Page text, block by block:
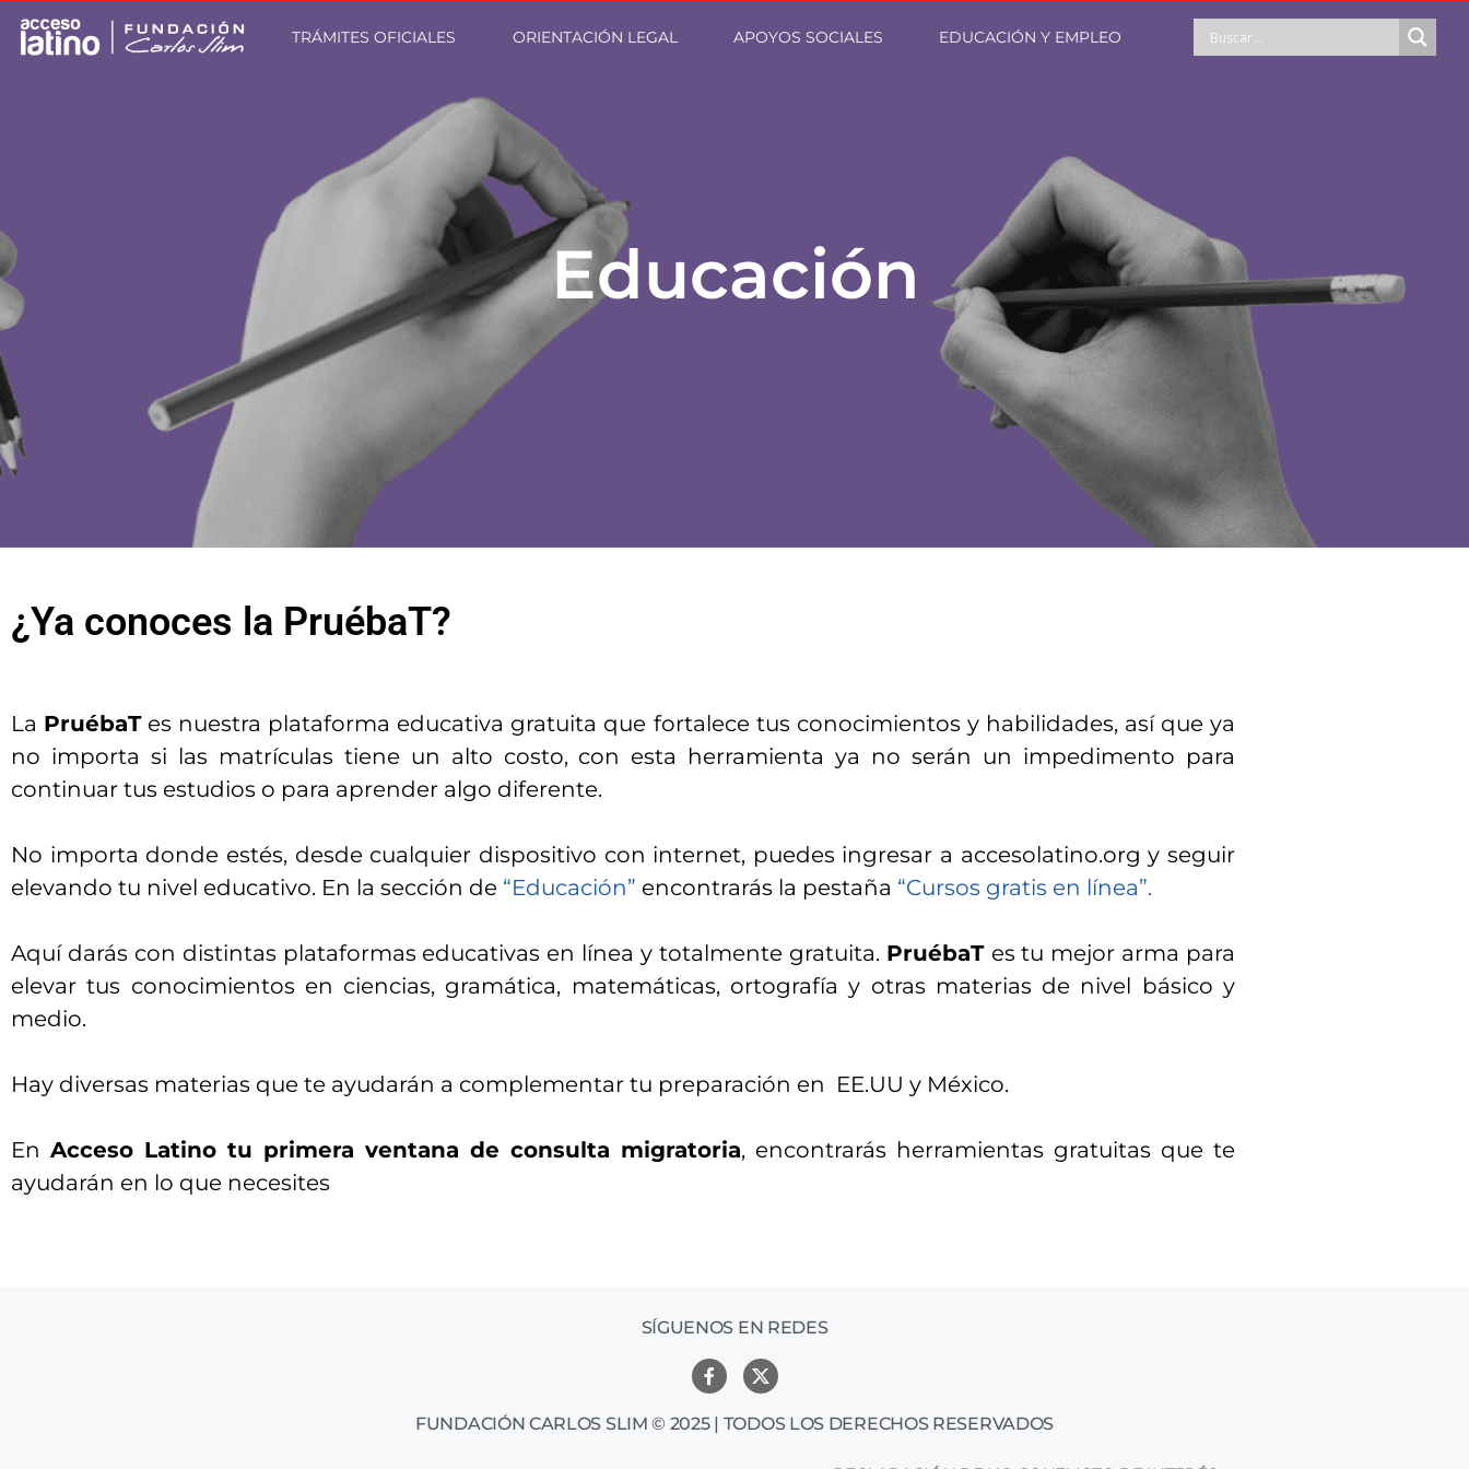
TRÁMITES OFICIALES ORIENTACIÓN LEGAL APOYOS SOCIALES EDUCACIÓN Y EMPLEO
Educación
¿Ya conoces la PruébaT?
La PruébaTes nuestra plataforma educativa gratuita que fortalece tus conocimientos y habilidades, así que ya
no importa si las matrículas tiene un alto costo, con esta herramienta ya no serán un impedimento para
continuar tus estudios o para aprender algo diferente.
No importa donde estés, desde cualquier dispositivo con internet, puedes ingresar a accesolatino.org y seguir
elevando tu nivel educativo. En la sección de “Educación” encontrarás la pestaña “Cursos gratis en línea”.
Aquí darás con distintas plataformas educativas en línea y totalmente gratuita. PruébaT es tu mejor arma para
elevar tus conocimientos en ciencias, gramática, matemáticas, ortografía y otras materias de nivel básico y
medio.
Hay diversas materias que te ayudarán a complementar tu preparación en EE.UU y México.
En Acceso Latino tu primera ventana de consulta migratoria, encontrarás herramientas gratuitas que te
ayudarán en lo que necesites
SÍGUENOS EN REDES
FUNDACIÓN CARLOS SLIM © 2025 | TODOS LOS DERECHOS RESERVADOS